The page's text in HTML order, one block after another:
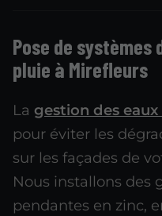
Pose de
pluie à Mirefleurs
La gestion des
pour éviter les
sur les façades de
Nous installons des
pendantes en zinc,